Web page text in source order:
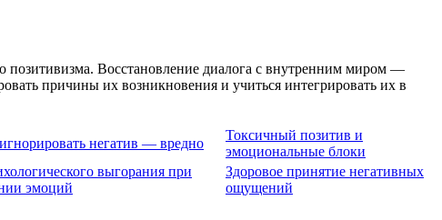
позитивизма. Восстановление диалога с внутренним миром —
причины их возникновения и учиться интегрировать их в
негатив — вредно
Токсичный позитив и
эмоциональные блоки
выгорания при
эмоций
Здоровое принятие негативных
ощущений